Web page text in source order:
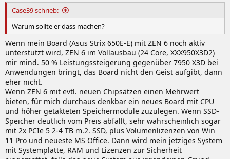
Case39 schrieb:
Warum sollte er dass machen?
Wenn mein Board (Asus Strix 650E-E) mit ZEN 6 noch aktiv
unterstützt wird, ZEN 6 im Vollausbau (24 Core, XXX950X3D2)
mir mind. 50 % Leistungssteigerung gegenüber 7950 X3D bei
Anwendungen bringt, das Board nicht den Geist aufgibt, dann
eher nicht.
Wenn ZEN 6 mit evtl. neuen Chipsätzen einen Mehrwert
bieten, für mich durchaus denkbar ein neues Board mit CPU
und höher getakteten Speichermodule zuzulegen. Wenn SSD-
Speicher deutlich vom Preis abfällt, sehr wahrscheinlich sogar
mit 2x PCIe 5 2-4 TB m.2. SSD, plus Volumenlizenzen von Win
11 Pro und neueste MS Office. Dann wird mein jetziges System
mit Systemplatte, RAM und Lizenzen zur Sicherheit